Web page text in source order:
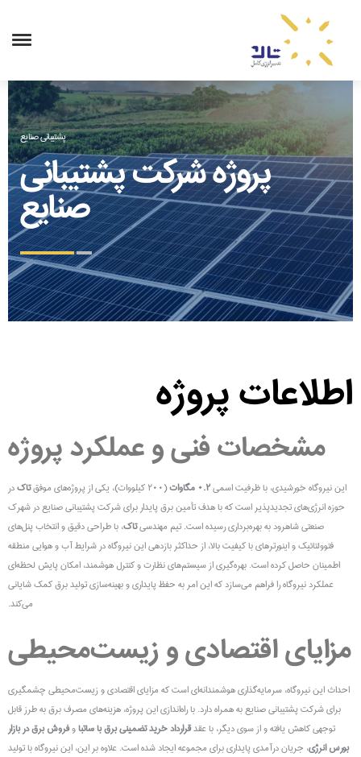
پشتیبانی صنایع
پروژه شرکت پشتیبانی
صنایع
اطلاعات پروژه
مشخصات فنی و عملکرد پروژه
این نیروگاه خورشیدی، با ظرفیت اسمی۰.۲ مگاوات (۲۰۰ کیلووات)، یکی از پروژه‌های موفق تاکدر
حوزه انرژی‌های تجدیدپذیر است که با هدف تأمین برق پایدار برای شرکت پشتیبانی صنایع در شهرک
صنعتی شاهرود به بهره‌برداری رسیده است. تیم مهندسیتاک، با طراحی دقیق و انتخاب پنل‌های
فتوولتائیک و اینورترهای با کیفیت بالا، از حداکثر بازدهی این نیروگاه در شرایط آب و هوایی منطقه
اطمینان حاصل کرده است. بهره‌گیری از سیستم‌های نظارت و کنترل هوشمند، امکان پایش لحظه‌ای
عملکرد نیروگاه را فراهم می‌سازد که این امر به حفظ پایداری و بهینه‌سازی تولید برق کمک شایانی
می‌کند.
مزایای اقتصادی و زیست‌محیطی
احداث این نیروگاه، سرمایه‌گذاری هوشمندانه‌ای است که مزایای اقتصادی و زیست‌محیطی چشمگیری
برای شرکت پشتیبانی صنایع به همراه دارد. با راه‌اندازی این پروژه، هزینه‌های مصرف برق به طرز قابل
توجهی کاهش یافته و از سوی دیگر، با عقدقرارداد خرید تضمینی برق با ساتباوفروش برق در بازار
بورس انرژی، جریان درآمدی پایداری برای مجموعه ایجاد شده است. علاوه بر این، این نیروگاه با تولید